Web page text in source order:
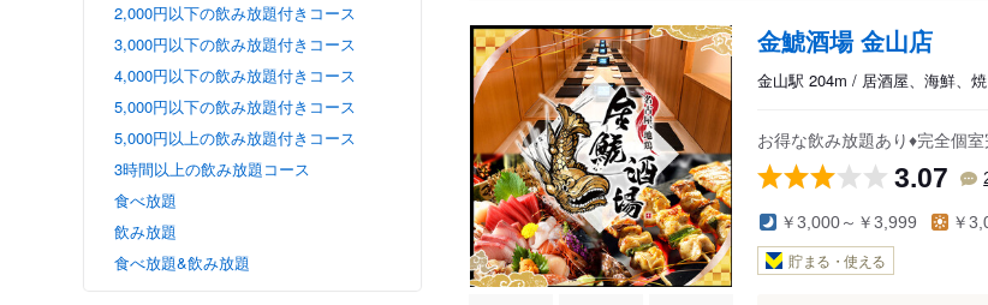
2,000円以下の飲み放題付きコース
3,000円以下の飲み放題付きコース
4,000円以下の飲み放題付きコース
5,000円以下の飲み放題付きコース
5,000円以上の飲み放題付きコース
3時間以上の飲み放題コース
食べ放題
飲み放題
食べ放題&飲み放題
金鯱酒場 金山店
金山駅 204m / 居酒屋、海鮮、
お得な飲み放題あり♦︎完全個
3.07
￥3,000～￥3,999 ￥
貯まる・使える